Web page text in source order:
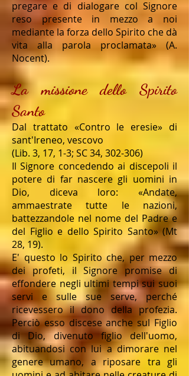
pregare e di dialogare col Signore
reso presente in mezzo a noi
mediante la forza dello Spirito che dà
vita alla parola proclamata» (A.
Nocent).
La missione dello Spirito
Santo
Dal trattato «Contro le eresie» di
sant'Ireneo, vescovo
(Lib. 3, 17, 1-3; SC 34, 302-306)
Il Signore concedendo ai discepoli il
potere di far nascere gli uomini in
Dio, diceva loro: «Andate,
ammaestrate tutte le nazioni,
battezzandole nel nome del Padre e
del Figlio e dello Spirito Santo» (Mt
28, 19).
E' questo lo Spirito che, per mezzo
dei profeti, il Signore promise di
effondere negli ultimi tempi sui suoi
servi e sulle sue serve, perché
ricevessero il dono della profezia.
Perciò esso discese anche sul Figlio
di Dio, divenuto figlio dell'uomo,
abituandosi con lui a dimorare nel
genere umano, a riposare tra gli